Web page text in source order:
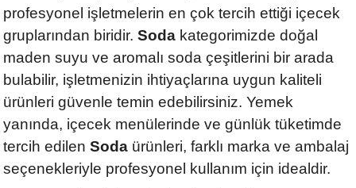
profesyonel işletmelerin en çok tercih ettiği içecek
gruplarından biridir. Soda kategorimizde doğal
maden suyu ve aromalı soda çeşitlerini bir arada
bulabilir, işletmenizin ihtiyaçlarına uygun kaliteli
ürünleri güvenle temin edebilirsiniz. Yemek
yanında, içecek menülerinde ve günlük tüketimde
tercih edilen Soda ürünleri, farklı marka ve ambalaj
seçenekleriyle profesyonel kullanım için idealdir.